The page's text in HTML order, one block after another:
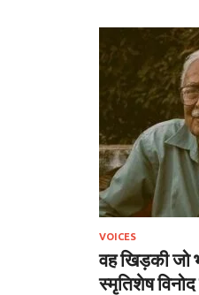
VOICES
वह खिड़की जो
स्‍मृतिशेष